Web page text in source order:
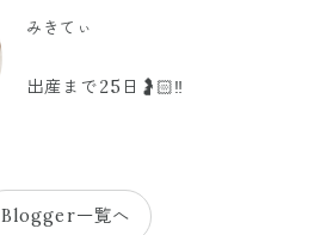
みきてぃ
出産まで25日🤰🏻‼️
Blogger一覧へ